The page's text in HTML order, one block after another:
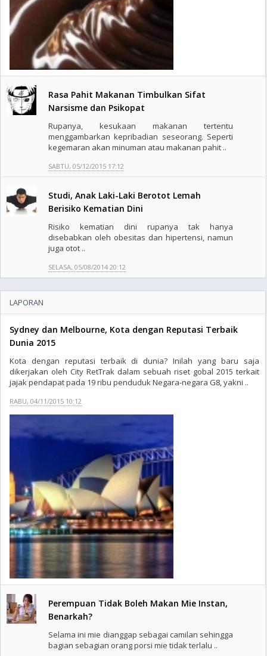
Rasa Pahit Makanan Timbulkan Sifat
Narsisme dan Psikopat
Rupanya, kesukaan makanan tertentu
menggambarkan kepribadian seseorang. Seperti
kegemaran akan minuman atau makanan pahit ..
SABTU, 05/12/2015 17:12
Studi, Anak Laki-Laki Berotot Lemah
Berisiko Kematian Dini
Risiko kematian dini rupanya tak hanya
disebabkan oleh obesitas dan hipertensi, namun
juga otot ..
SELASA, 05/08/2014 20:12
LAPORAN
Sydney dan Melbourne, Kota dengan Reputasi Terbaik
Dunia 2015
Kota dengan reputasi terbaik di dunia? Inilah yang baru saja
dikerjakan oleh City RetTrak dalam sebuah riset gobal 2015 terkait
jajak pendapat pada 19 ribu penduduk Negara-negara G8, yakni ..
RABU, 04/11/2015 10:12
Perempuan Tidak Boleh Makan Mie Instan,
Benarkah?
Selama ini mie dianggap sebagai camilan sehingga
bagian sebagian orang porsi mie tidak terlalu ..